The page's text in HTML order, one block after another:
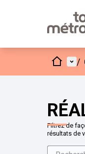
Accueil/
Filtrez de
résultats de